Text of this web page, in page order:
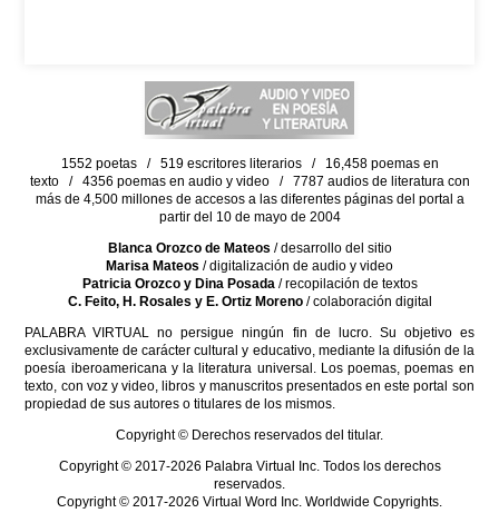
1552 poetas / 519 escritores literarios / 16,458 poemas en
texto / 4356 poemas en audio y video / 7787 audios de literatura con
más de 4,500 millones de accesos a las diferentes páginas del portal a
partir del 10 de mayo de 2004
Blanca Orozco de Mateos / desarrollo del sitio
Marisa Mateos / digitalización de audio y video
Patricia Orozco y Dina Posada/ recopilación de textos
C. Feito, H. Rosales y E. Ortiz Moreno/ colaboración digital
PALABRA VIRTUAL no persigue ningún fin de lucro. Su objetivo es
exclusivamente de carácter cultural y educativo, mediante la difusión de la
poesía iberoamericana y la literatura universal. Los poemas, poemas en
texto, con voz y video, libros y manuscritos presentados en este portal son
propiedad de sus autores o titulares de los mismos.
Copyright © Derechos reservados del titular.
Copyright © 2017-2026 Palabra Virtual Inc. Todos los derechos
reservados.
Copyright © 2017-2026 Virtual Word Inc. Worldwide Copyrights.